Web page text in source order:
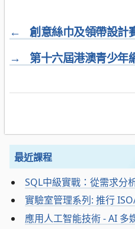
←
創意絲巾及領帶設計
→
第十六屆港澳青少年
最近課程
SQL中級實戰：從需求分
實驗室管理系列: 推行
應用人工智能技術 - AI 多